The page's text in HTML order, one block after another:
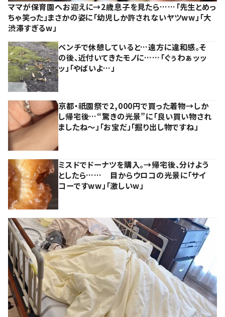
ママが保育園へお迎えに→2歳息子を見たら……「先生とめっ
ちゃ笑った」まさかの姿に「幼児しか許されないヤツww」「大
渋滞すぎるw」
ベンチで休憩していると…遠方に違和感。そ
の後、近付いてきたモノに……「ぐぅわぁッッ
ッ」「やばいよ…」
京都・祇園祭で2,000円で買った着物→しか
し帰宅後…“驚きの光景”に「良い買い物され
ましたね～」「お宝だ」「掘り出し物ですね」
ミスドでドーナツを購入。→帰宅後、分けよう
としたら…… 目からウロコの光景に「サイ
コーですww」「激しいw」